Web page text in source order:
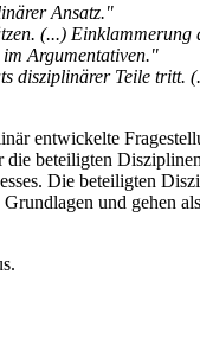
Ansatz."
(...) Einklammerung
Argumentativen."
disziplinärer Teile tritt.
entwickelte
die beteiligten
Die beteiligten
und gehen